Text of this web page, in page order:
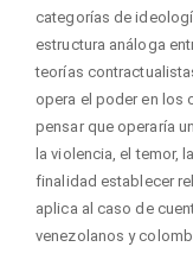
categorías de
estructura análoga
teorías
opera el poder en los
pensar que operaría
la violencia, el temor,
finalidad establecer
aplica al caso de
venezolanos y